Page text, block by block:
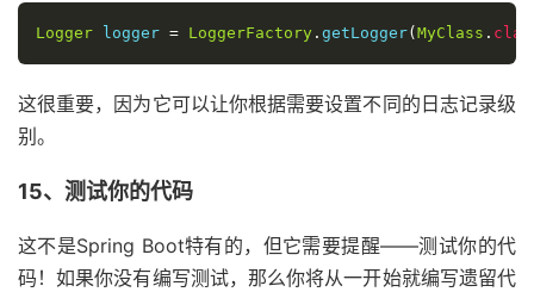
Logger logger = LoggerFactory . getLogger( MyClass .
这很重要，因为它可以让你根据需要设置不同的日志记录级
别。
15、测试你的代码
这不是Spring Boot特有的，但它需要提醒——测试你的代
码！如果你没有编写测试，那么你将从一开始就编写遗留代